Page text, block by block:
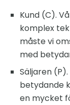
Kund (C).
komplex
måste vi
med
Säljaren
betydande
en mycket